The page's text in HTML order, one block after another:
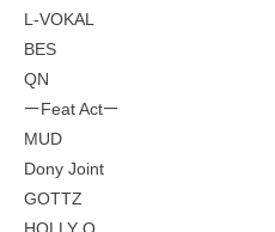
L-VOKAL
BES
QN
ーFeat Actー
MUD
Dony Joint
GOTTZ
HOLLY Q